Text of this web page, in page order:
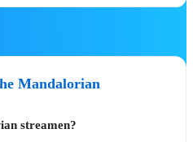
Musical-Tickets
& Live
on Ice – Mickys magische
Mandalorian
streamen?